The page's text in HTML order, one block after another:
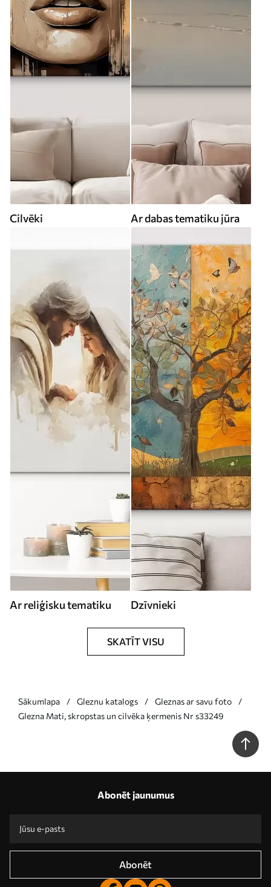
Cilvēki Ar dabas tematiku jūra
Ar reliģisku tematiku Dzīvnieki
SKATĪT VISU
Sākumlapa Gleznu katalogs
Gleznas ar savu foto
Glezna Mati, skropstas un cilvēka ķermenis Nr s33249
Abonēt jaunumus
Abonēt